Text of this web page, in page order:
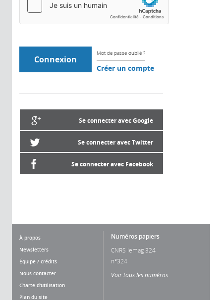
Mot de passe oublié ?
Créer un compte
Se connecter avec Google
Se connecter avec Twitter
Se connecter avec Facebook
À propos
Newsletters
Équipe / crédits
Nous contacter
Charte d'utilisation
Plan du site
Numéros papiers
CNRS lemag 324
n°324
Voir tous les numéros